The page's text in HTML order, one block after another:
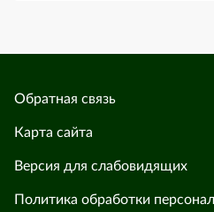
Обратная связь
Карта сайта
Версия для слабовидящих
Политика обработки